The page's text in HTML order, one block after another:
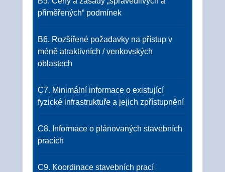
přiměřených“ podmínek
B6. Rozšířené požadavky na přístup v
méně atraktivních / venkovských
oblastech
C7. Minimální informace o existující
fyzické infrastruktuře a jejich zpřístupnění
C8. Informace o plánovaných stavebních
pracích
C9. Koordinace stavebních prací